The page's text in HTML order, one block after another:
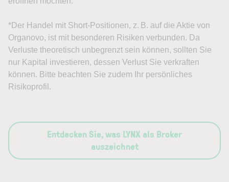
*Der Handel mit Short-Positionen, z. B. auf die Aktie von
Organovo, ist mit besonderen Risiken verbunden. Da
Verluste theoretisch unbegrenzt sein können, sollten Sie
nur Kapital investieren, dessen Verlust Sie verkraften
können. Bitte beachten Sie zudem Ihr persönliches
Risikoprofil.
Entdecken Sie, was LYNX als Broker
auszeichnet